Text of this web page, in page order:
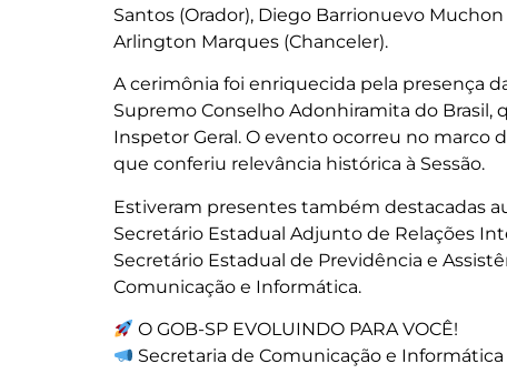
Santos (Orador), Diego Barrionuevo
Arlington Marques (Chanceler).
A cerimônia foi enriquecida pela presença
Supremo Conselho Adonhiramita do Brasil,
Inspetor Geral. O evento ocorreu no marco
que conferiu relevância histórica à Sessão.
Estiveram presentes também destacadas
Secretário Estadual Adjunto de Relações
Secretário Estadual de Previdência e
Comunicação e Informática.
O GOB-SP EVOLUINDO PARA VOCÊ!
Secretaria de Comunicação e Informática